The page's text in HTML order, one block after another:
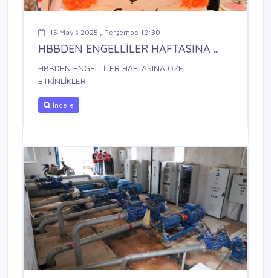
15 Mayıs 2025 , Perşembe 12:30
HBBDEN ENGELLİLER HAFTASINA ...
HBBDEN ENGELLİLER HAFTASINA ÖZEL
ETKİNLİKLER
İncele